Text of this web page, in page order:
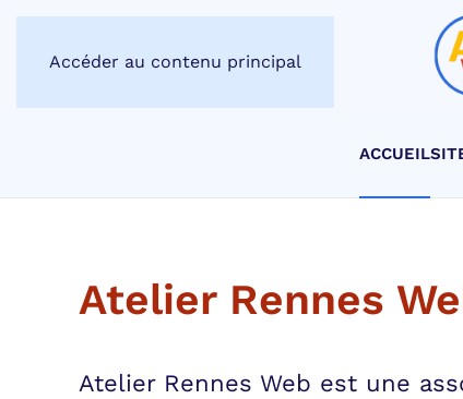
Accéder au contenu principal
ACCUEIL
Atelier Rennes
Atelier Rennes Web est une